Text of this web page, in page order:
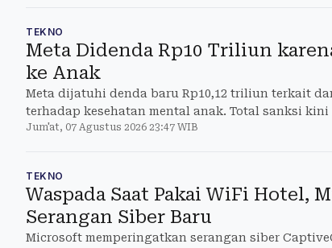
TEKNO
Meta Didenda Rp10 Triliun
ke Anak
Meta dijatuhi denda baru Rp10,12 triliun terkait
terhadap kesehatan mental anak. Total sanksi kini
Jum'at, 07 Agustus 2026 23:47 WIB
TEKNO
Waspada Saat Pakai WiFi Hotel,
Serangan Siber Baru
Microsoft memperingatkan serangan siber